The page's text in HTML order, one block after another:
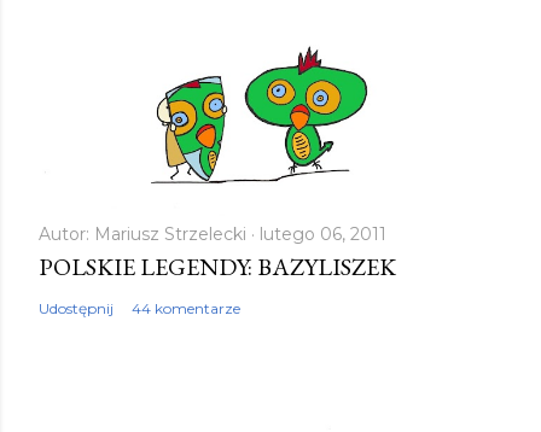
Autor: Mariusz Strzelecki lutego 06, 2011
POLSKIE LEGENDY: BAZYLISZEK
Udostępnij 44 komentarze